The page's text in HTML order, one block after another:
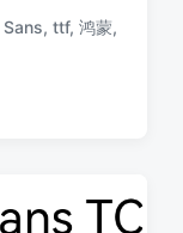
Sans, ttf, 鸿蒙,